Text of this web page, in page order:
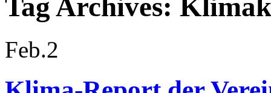
Tag Archives:
Feb.2